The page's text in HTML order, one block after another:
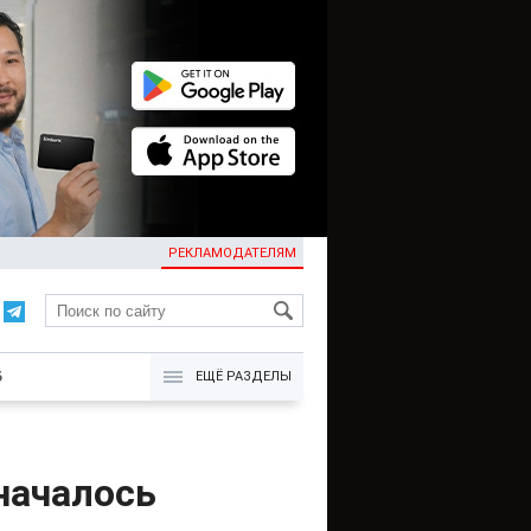
РЕКЛАМОДАТЕЛЯМ
KG
ЕЩЁ РАЗДЕЛЫ